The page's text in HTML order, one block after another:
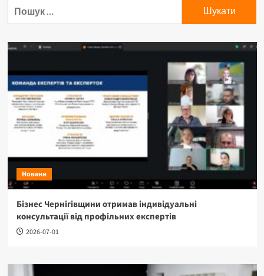
Новини
Бізнес Чернігівщини отримав індивідуальні
консультації від профільних експертів
2026-07-01